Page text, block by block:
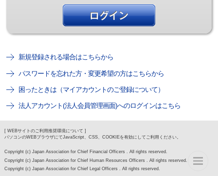
新規登録される場合はこちらから
パスワードを忘れた方・変更希望の方はこちらから
困ったときは（マイアカウントのご登録について）
法人アカウント(法人会員管理画面)へのログインはこちら
[ WEBサイトのご利用推奨環境について ]
パソコンのWEBブラウザにてJavaScript、CSS、COOKIEを有効にしてご利用ください。
Copyright (c) Japan Association for Chief Financial Officers . All rights reserved.
Copyright (c) Japan Association for Chief Human Resources Officers . All rights reserved.
Copyright (c) Japan Association for Chief Legal Officers . All rights reserved.